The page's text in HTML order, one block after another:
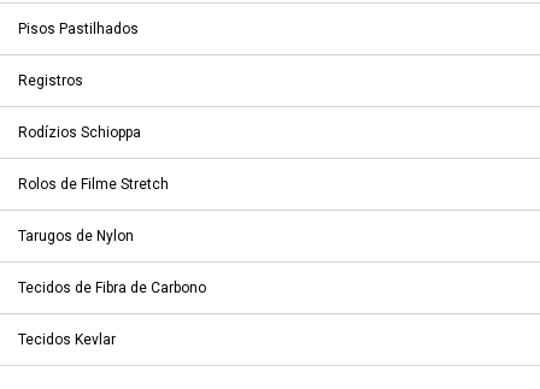
Pisos Pastilhados
Registros
Rodízios Schioppa
Rolos de Filme Stretch
Tarugos de Nylon
Tecidos de Fibra de Carbono
Tecidos Kevlar